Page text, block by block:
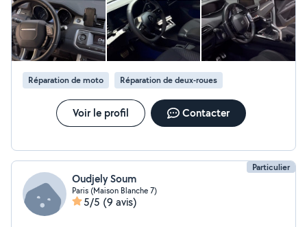
pneumatique, etc), avec 2 ans d'expérience en tant que
technicien de maintenance sur les Bus de la RATP. Je
réalise à mon compte des réparations de scooter (50,
125) avec un garage très bien équipé. N'hésitez pas à
me contacter pour plus d'informations ou un devis, je
réponds rapidement.
Réparation de moto Réparation de deux-roues
Voir le profil Contacter
Particulier
Oudjely Soum
Paris (Maison Blanche 7)
5/5 (9 avis)